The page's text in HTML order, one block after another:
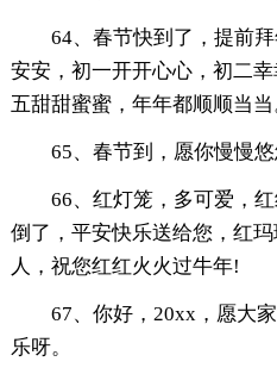
64、春节快到了，提前
安安，初一开开心心，初二
五甜甜蜜蜜，年年都顺顺当当
65、春节到，愿你慢慢
66、红灯笼，多可爱，
倒了，平安快乐送给您，红
人，祝您红红火火过牛年!
67、你好，20xx，愿大
乐呀。